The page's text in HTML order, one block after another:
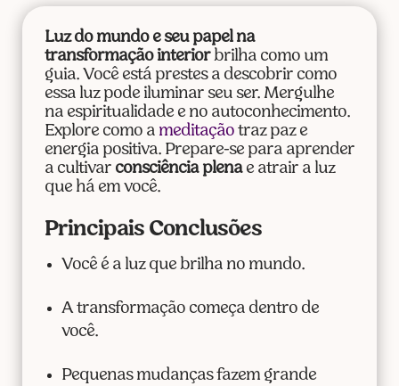
Luz do mundo e seu papel na
transformação interiorbrilha como um
guia. Você está prestes a descobrir como
essa luz pode iluminar seu ser. Mergulhe
na espiritualidade e no autoconhecimento.
Explore como a meditaçãotraz paz e
energia positiva. Prepare-se para aprender
a cultivar consciência plenae atrair a luz
que há em você.
Principais Conclusões
Você é a luz que brilha no mundo.
A transformação começa dentro de
você.
Pequenas mudanças fazem grande